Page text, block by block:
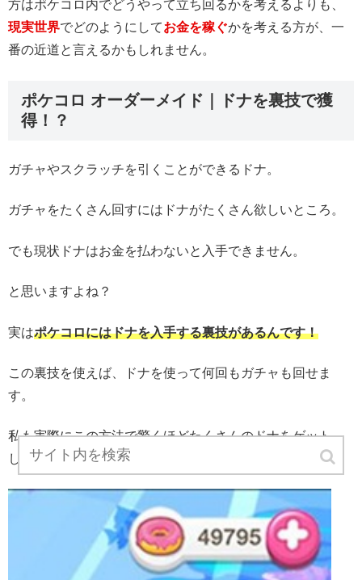
方はポケコロ内でどうやって立ち回るかを考えるよりも、
現実世界でどのようにしてお金を稼ぐかを考える方が、一
番の近道と言えるかもしれません。
ポケコロ オーダーメイド｜ドナを裏技で獲
得！？
ガチャやスクラッチを引くことができるドナ。
ガチャをたくさん回すにはドナがたくさん欲しいところ。
でも現状ドナはお金を払わないと入手できません。
と思いますよね？
実はポケコロにはドナを入手する裏技があるんです！
この裏技を使えば、ドナを使って何回もガチャも回せま
す。
私も実際にこの方法で驚くほどたくさんのドナをゲット
し、たくさんガチャを回しました。